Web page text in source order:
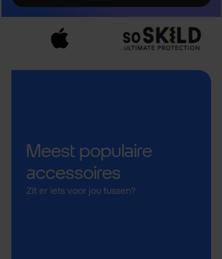
Meest populaire
accessoires
Zit er iets voor jou tussen?